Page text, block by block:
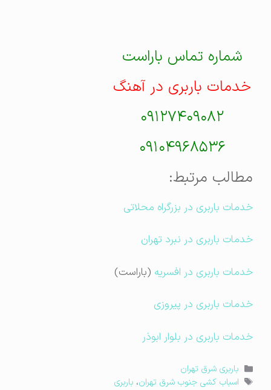
شماره تماس باراست
خدمات باربری در آهنگ
۰۹۱۲۷۴۰۹۰۸۲
۰۹۱۰۴۹۶۸۵۳۶
مطالب مرتبط:
خدمات باربری در بزرگراه محلاتی
خدمات باربری در نبرد تهران
خدمات باربری در افسریه(باراست)
خدمات باربری در پیروزی
خدمات باربری در بلوار ابوذر
دسته‌ها
باربری شرق تهران
برچسب‌ها
اسباب کشی جنوب شرق تهران ،باربری